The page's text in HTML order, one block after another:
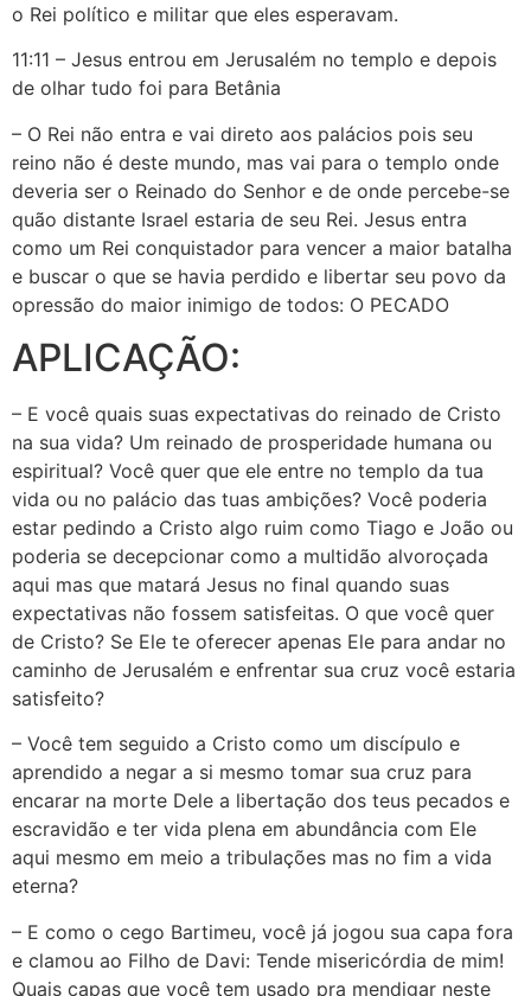
o Rei político e militar que eles esperavam.
11:11 – Jesus entrou em Jerusalém no templo e depois
de olhar tudo foi para Betânia
– O Rei não entra e vai direto aos palácios pois seu
reino não é deste mundo, mas vai para o templo onde
deveria ser o Reinado do Senhor e de onde percebe-se
quão distante Israel estaria de seu Rei. Jesus entra
como um Rei conquistador para vencer a maior batalha
e buscar o que se havia perdido e libertar seu povo da
opressão do maior inimigo de todos: O PECADO
APLICAÇÃO:
– E você quais suas expectativas do reinado de Cristo
na sua vida? Um reinado de prosperidade humana ou
espiritual? Você quer que ele entre no templo da tua
vida ou no palácio das tuas ambições? Você poderia
estar pedindo a Cristo algo ruim como Tiago e João ou
poderia se decepcionar como a multidão alvoroçada
aqui mas que matará Jesus no final quando suas
expectativas não fossem satisfeitas. O que você quer
de Cristo? Se Ele te oferecer apenas Ele para andar no
caminho de Jerusalém e enfrentar sua cruz você estaria
satisfeito?
– Você tem seguido a Cristo como um discípulo e
aprendido a negar a si mesmo tomar sua cruz para
encarar na morte Dele a libertação dos teus pecados e
escravidão e ter vida plena em abundância com Ele
aqui mesmo em meio a tribulações mas no fim a vida
eterna?
– E como o cego Bartimeu, você já jogou sua capa fora
e clamou ao Filho de Davi: Tende misericórdia de mim!
Quais capas que você tem usado pra mendigar neste